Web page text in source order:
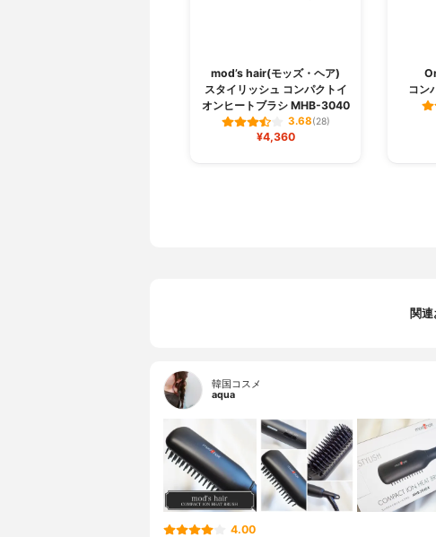
mod’s hair(モッズ・ヘア)
スタイリッシュ コンパクトイ
オンヒートブラシ MHB-3040
3.68(28)
¥4,360
コン
関
韓国コスメ
aqua
4.00